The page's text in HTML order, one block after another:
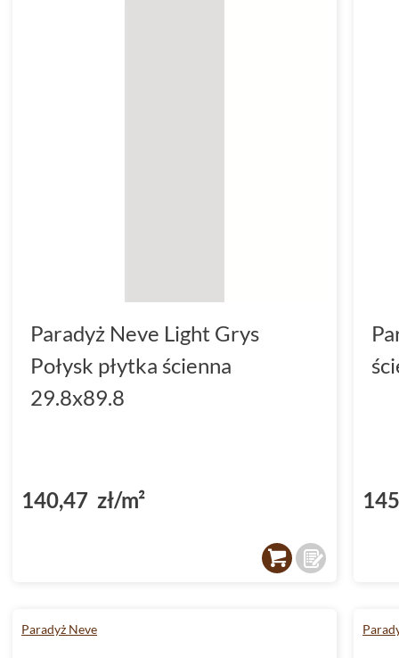
Paradyż Neve Light Grys
Połysk płytka ścienna
29.8x89.8
140,47 zł/m²
Paradyż Neve